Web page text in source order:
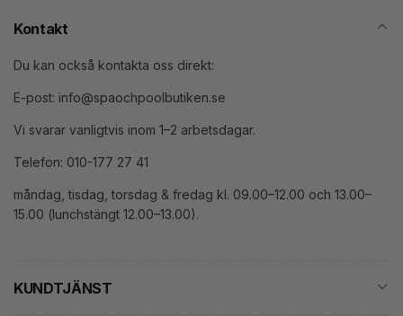
Kontakt
Du kan också kontakta oss direkt:
E-post: info@spaochpoolbutiken.se
Vi svarar vanligtvis inom 1–2 arbetsdagar.
Telefon: 010-177 27 41
måndag, tisdag, torsdag & fredag kl. 09.00–12.00 och 13.00–
15.00 (lunchstängt 12.00–13.00).
KUNDTJÄNST